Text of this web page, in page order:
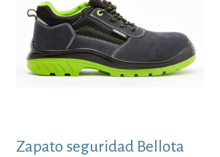
Zapato seguridad Bellota